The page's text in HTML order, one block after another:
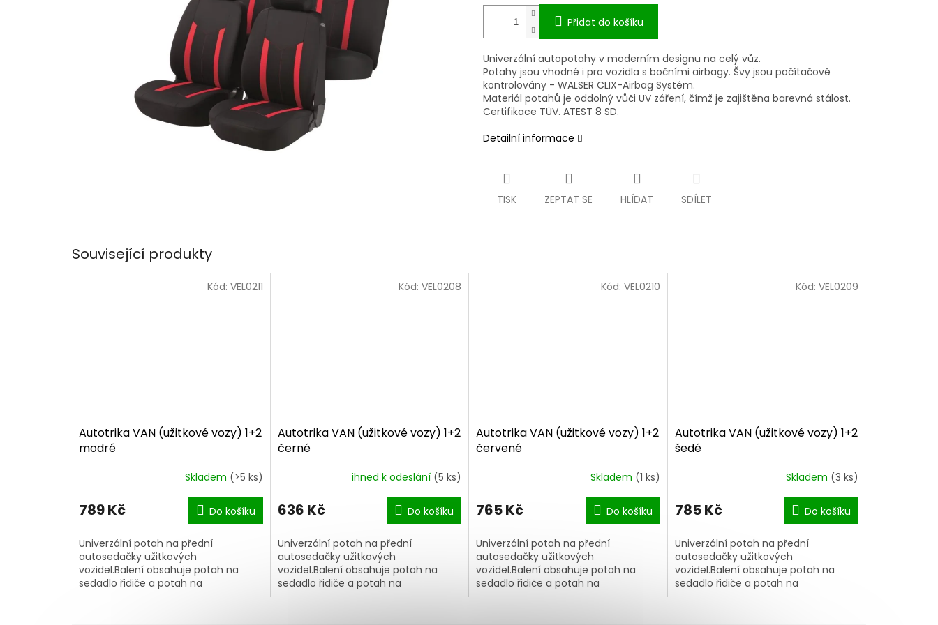
Přidat do košíku
Univerzální autopotahy v moderním designu na celý vůz.
Potahy jsou vhodné i pro vozidla s bočními airbagy. Švy jsou počítačově
kontrolovány - WALSER CLIX-Airbag Systém.
Materiál potahů je oddolný vůči UV záření, čímž je zajištěna barevná stálost.
Certifikace TÜV. ATEST 8 SD.
Detailní informace
TISK ZEPTAT SE HLÍDAT SDÍLET
Související produkty
Autotrika VAN (užitkové vozy) 1+2
modré
Skladem (>5 ks)
789 Kč Do košíku
Univerzální potah na přední
autosedačky užitkových
vozidel.Balení obsahuje potah na
sedadlo řidiče a potah na
Kód: VEL0211
Autotrika VAN (užitkové vozy) 1+2
černé
ihned k odeslání (5 ks)
636 Kč Do košíku
Univerzální potah na přední
autosedačky užitkových
vozidel.Balení obsahuje potah na
sedadlo řidiče a potah na
Kód: VEL0208
Autotrika VAN (užitkové vozy) 1+2
červené
Skladem (1 ks)
765 Kč Do košíku
Univerzální potah na přední
autosedačky užitkových
vozidel.Balení obsahuje potah na
sedadlo řidiče a potah na
Kód: VEL0210
Autotrika VAN (užitkové vozy) 1+2
šedé
Skladem (3 ks)
785 Kč Do košíku
Univerzální potah na přední
autosedačky užitkových
vozidel.Balení obsahuje potah na
sedadlo řidiče a potah na
Kód: VEL0209